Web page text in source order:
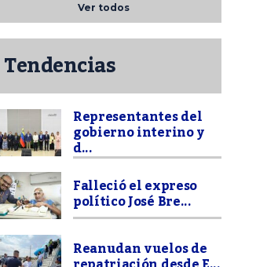
Ver todos
Tendencias
Representantes del
gobierno interino y
d...
Falleció el expreso
político José Bre...
Reanudan vuelos de